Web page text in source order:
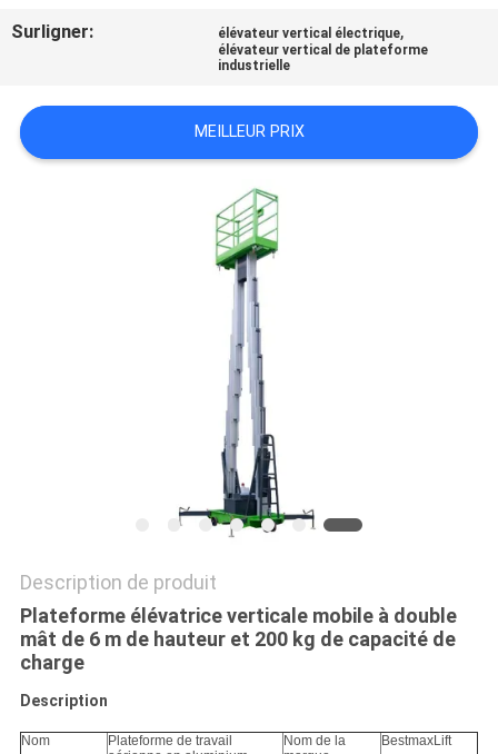
CONTACTER
CONFIDENTIALITÉ
Surligner: élévateur vertical électrique,
élévateur vertical de plateforme
industrielle
MEILLEUR PRIX
Description de produit
Plateforme élévatrice verticale mobile à double
mât de 6 m de hauteur et 200 kg de capacité de
charge
Description
Nom
Plateforme de travail
Nom de la
BestmaxLift